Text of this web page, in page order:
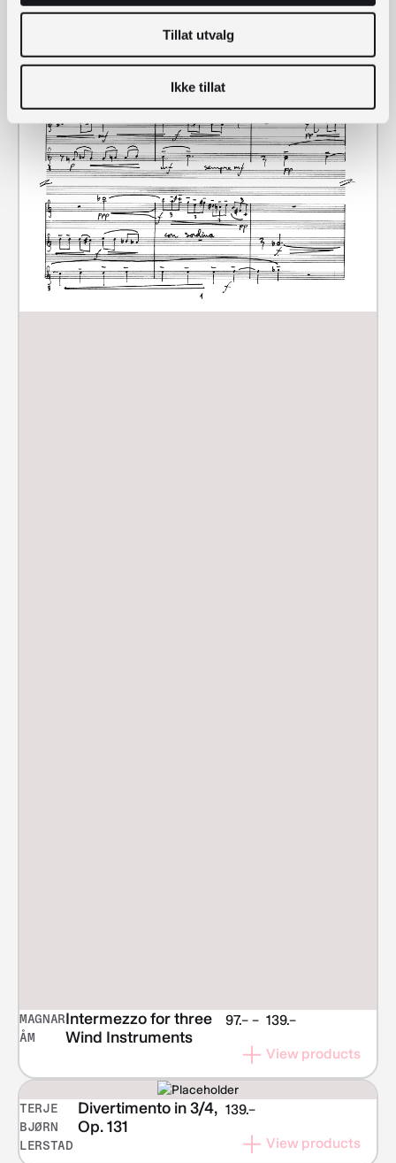
Tillat utvalg
Ikke tillat
MAGNAR
ÅM
Intermezzo for three
Wind Instruments
97.– – 139.–Price
NOK 97.–
NOK 139.–
View products
TERJE
BJØRN
LERSTAD
Divertimento in 3/4,
Op. 131
139.–
View products